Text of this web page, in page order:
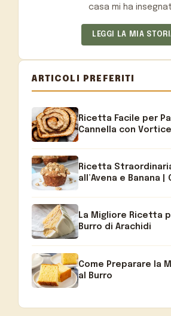
casa mi ha
LEGGI LA MIA
ARTICOLI PREFERITI
Ricetta Facile per
Cannella con Vortice
Ricetta
all’Avena e Banana |
La Migliore Ricetta
Burro di Arachidi
Come Preparare la
al Burro